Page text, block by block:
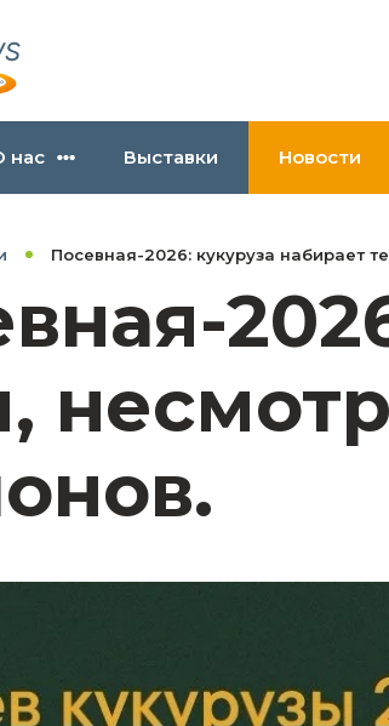
нас Выставки Новости
Посевная-2026: кукуруза набирает